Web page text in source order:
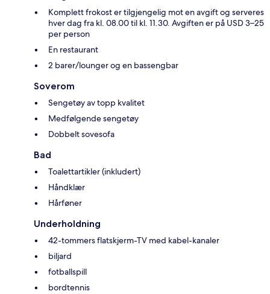
Komplett frokost er tilgjengelig mot en avgift og serveres
hver dag fra kl. 08.00 til kl. 11.30. Avgiften er på USD 3–25
per person
En restaurant
2 barer/lounger og en bassengbar
Soverom
Sengetøy av topp kvalitet
Medfølgende sengetøy
Dobbelt sovesofa
Bad
Toalettartikler (inkludert)
Håndklær
Hårføner
Underholdning
42-tommers flatskjerm-TV med kabel-kanaler
biljard
fotballspill
bordtennis